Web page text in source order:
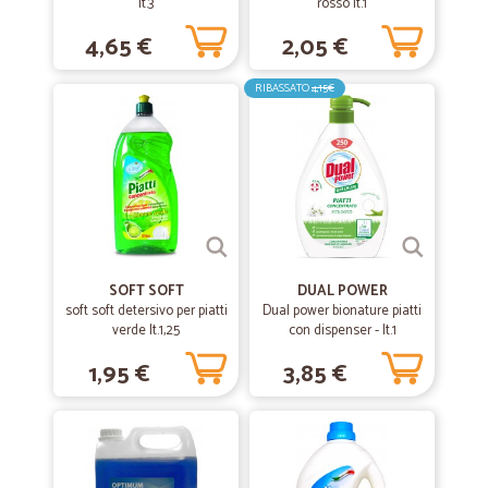
Ottimo servizio onesto e veloce. Sono cliente da parecchio perché ne
vale la pena. Grazie
—Mariagrazia P.
Per il momento ho ordinato soltanto due…
Per il momento ho ordinato soltanto due volte e comunque mi sono
trovata bene sia per i prodotti, sia per la velocità di consegna, a
differenza di altri supermercati lunghissimi nei tempi, ed anche per la
forma di pagamento....personalmente lo consiglio....
—Daniela G.
Ho ordinato delle tisane alla frutta…
Ho ordinato delle tisane alla frutta che nn trovavo da altre parti.
Arrivate ben confezionate e nei tempi indicati. Grazie
—Francesca V.
4,65 € 2,05 €
SOFT SOFT
soft soft detersivo per piatti
verde lt.1,25
1,95 €
RIBASSATO4,15€
DUAL POWER
Dual power bionature piatti
con dispenser - lt.1
3,85 €